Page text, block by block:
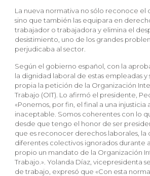
La nueva normativa no sólo reconoce el
sino que también las equipara en
trabajador o trabajadora y elimina el
desistimiento, uno de los grandes
perjudicaba al sector.
Según el gobierno español, con la
la dignidad laboral de estas empleadas y
propia la petición de la Organización
Trabajo (OIT). Lo afirmó el presidente,
«Ponemos, por fin, el final a una
inaceptable. Somos coherentes con lo
desde que tengo el honor de ser
que es reconocer derechos laborales, la
diferentes colectivos ignorados durante
propio un mandato de la Organización
Trabajo.». Yolanda Díaz, vicepresidenta
de trabajo, expresó que «Con esta